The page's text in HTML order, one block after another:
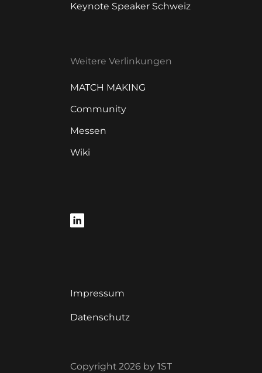
Keynote Speaker Schweiz
Weitere Verlinkungen
MATCH MAKING
Community
Messen
Wiki
Impressum
Datenschutz
Copyright 2026 by 1ST